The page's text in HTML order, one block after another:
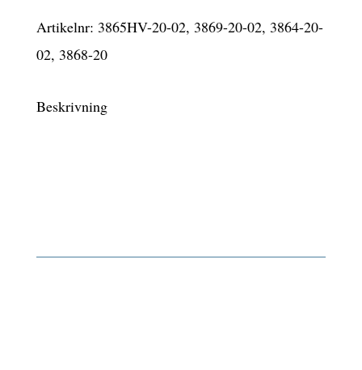
270 kr. 443 kr.
Artikelnr: 3865HV-20-02, 3869-20-02, 3864-20-
02, 3868-20
Beskrivning